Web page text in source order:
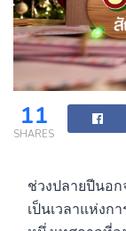
11
SHARES
ช่วงปลายปีนอก
เป็นเวลาแห่งก